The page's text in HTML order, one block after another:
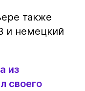
также
и немецкий
из
своего